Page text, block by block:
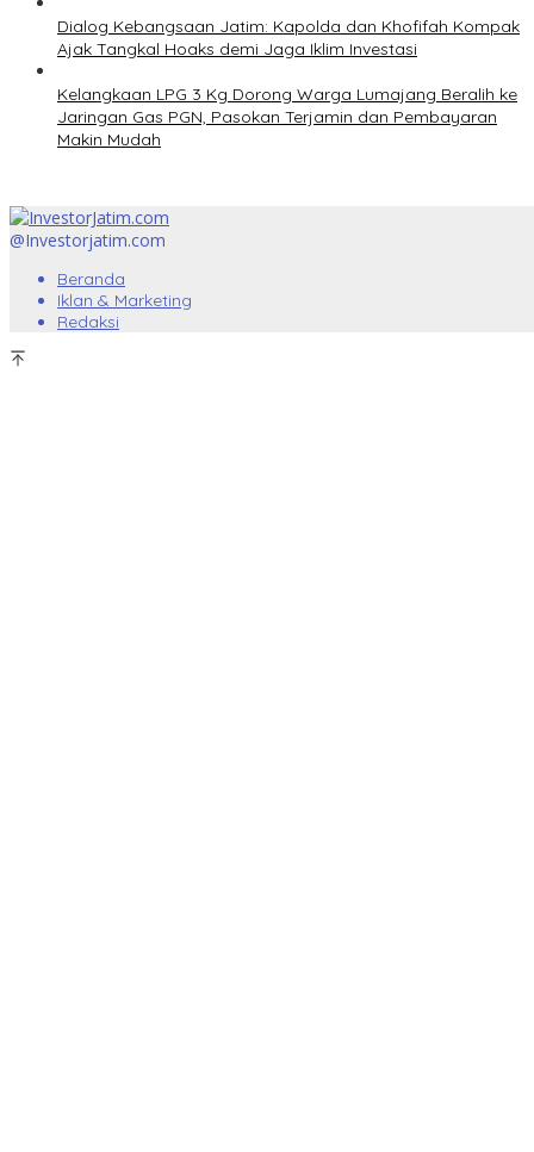
Dialog Kebangsaan Jatim: Kapolda dan Khofifah Kompak
Ajak Tangkal Hoaks demi Jaga Iklim Investasi
Kelangkaan LPG 3 Kg Dorong Warga Lumajang Beralih ke
Jaringan Gas PGN, Pasokan Terjamin dan Pembayaran
Makin Mudah
@Investorjatim.com
Beranda
Iklan & Marketing
Redaksi